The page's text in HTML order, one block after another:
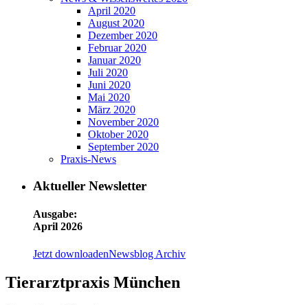
April 2020
August 2020
Dezember 2020
Februar 2020
Januar 2020
Juli 2020
Juni 2020
Mai 2020
März 2020
November 2020
Oktober 2020
September 2020
Praxis-News
Aktueller Newsletter
Ausgabe:
April 2026
Jetzt downloadenNewsblog Archiv
Tierarztpraxis München